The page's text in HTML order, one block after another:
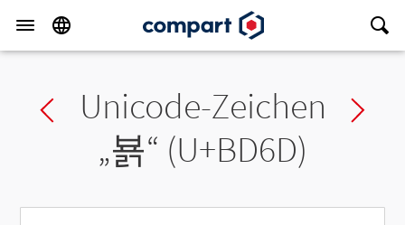
Previous char
Unicode-Zeichen
„뵭“ (U+BD6D)